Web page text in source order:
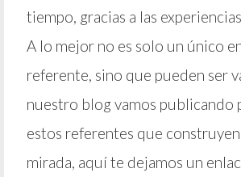
tiempo, gracias a las
A lo mejor no es solo un único
referente, sino que pueden ser
nuestro blog vamos publicando
estos referentes que
mirada, aquí te dejamos un